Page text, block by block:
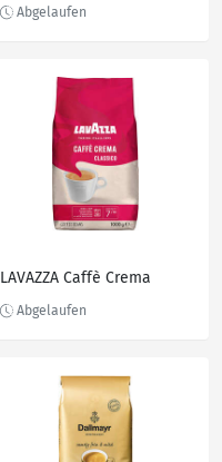
LAVAZZA Caffè Crema